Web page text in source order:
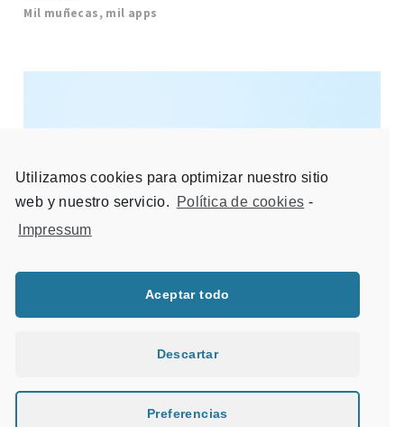
Mil muñecas, mil apps
Campaña de Navidad multi-marca
Utilizamos cookies para optimizar nuestro sitio
web y nuestro servicio.
Política de cookies -
Impressum
Aceptar todo
Descartar
Preferencias